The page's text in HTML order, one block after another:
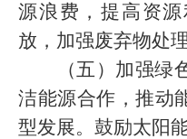
源浪费，提高资
放，加强废弃物处理
（五）加强绿色
洁能源合作，推动
型发展。鼓励太阳